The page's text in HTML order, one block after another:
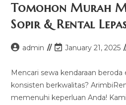
–
Sopir
&
Rental
Tomohon Murah
Sopir & Rental
Postadmin
Post
modified:
January 21, 2025
Mencari sewa kendaraan
konsisten berkwalitas?
memenuhi keperluan Anda!